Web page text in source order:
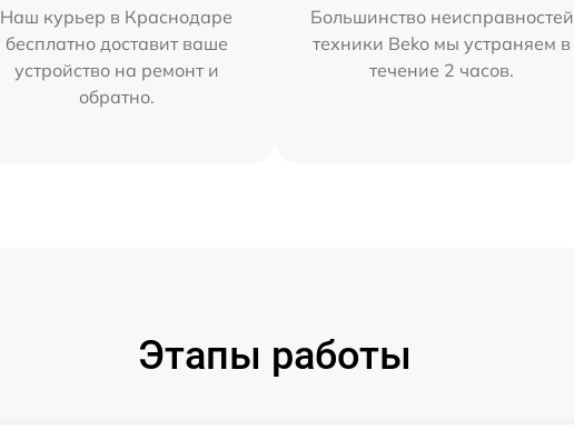
Наш курьер в Краснодаре
бесплатно доставит ваше
устройство на ремонт и
обратно.
Большинство неисправностей
техники Beko мы устраняем в
течение 2 часов.
Этапы работы